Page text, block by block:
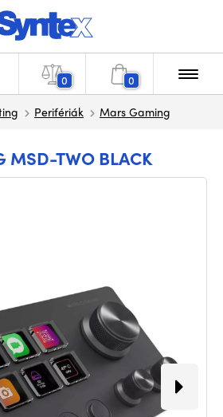
0 0
Perifériák Mars Gaming
MSD-TWO BLACK